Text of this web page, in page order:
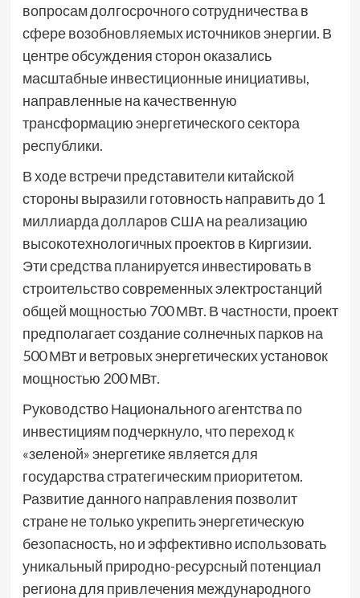
вопросам долгосрочного сотрудничества в
сфере возобновляемых источников энергии. В
центре обсуждения сторон оказались
масштабные инвестиционные инициативы,
направленные на качественную
трансформацию энергетического сектора
республики.
В ходе встречи представители китайской
стороны выразили готовность направить до 1
миллиарда долларов США на реализацию
высокотехнологичных проектов в Киргизии.
Эти средства планируется инвестировать в
строительство современных электростанций
общей мощностью 700 МВт. В частности, проект
предполагает создание солнечных парков на
500 МВт и ветровых энергетических установок
мощностью 200 МВт.
Руководство Национального агентства по
инвестициям подчеркнуло, что переход к
«зеленой» энергетике является для
государства стратегическим приоритетом.
Развитие данного направления позволит
стране не только укрепить энергетическую
безопасность, но и эффективно использовать
уникальный природно-ресурсный потенциал
региона для привлечения международного